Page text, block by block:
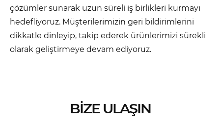
çözümler sunarak uzun süreli iş birlikleri kurmayı
hedefliyoruz. Müşterilerimizin geri bildirimlerini
dikkatle dinleyip, takip ederek ürünlerimizi sürekli
olarak geliştirmeye devam ediyoruz.
BİZE ULAŞIN